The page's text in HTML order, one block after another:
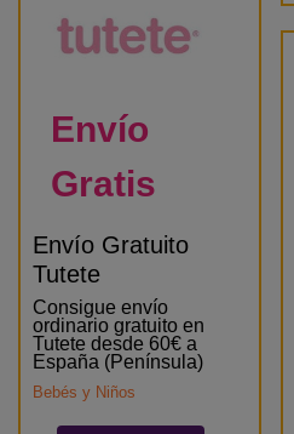
Envío
Gratis
Envío Gratuito
Tutete
Consigue envío
ordinario gratuito en
Tutete desde 60€ a
España (Península)
Bebés y Niños